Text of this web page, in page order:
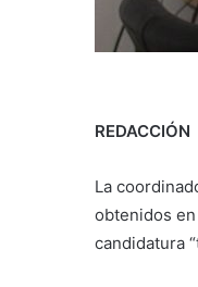
REDACCIÓN
La
obtenidos
candidatura